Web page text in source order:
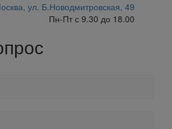
ул. Б.Новодмитровская, 49
Пн-Пт с 9.30 до 18.00